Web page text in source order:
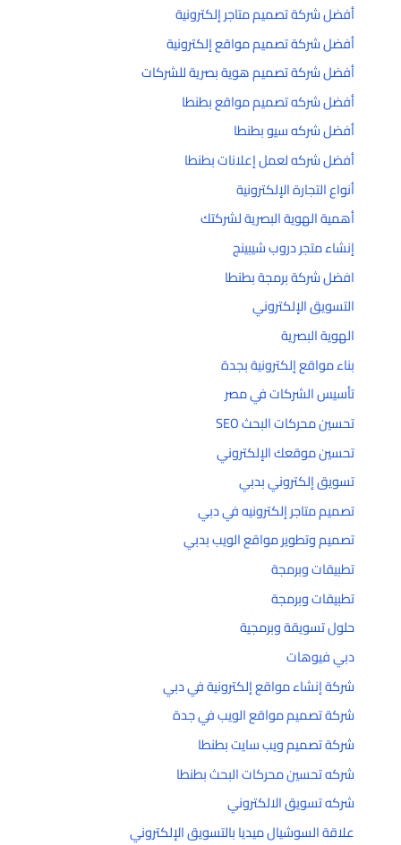
أفضل شركة تصميم متاجر إلكترونية
أفضل شركة تصميم مواقع إلكترونية
أفضل شركة تصميم هوية بصرية للشركات
أفضل شركه تصميم مواقع بطنطا
أفضل شركه سيو بطنطا
أفضل شركه لعمل إعلانات بطنطا
أنواع التجارة الإلكترونية
أهمية الهوية البصرية لشركتك
إنشاء متجر دروب شيبينج
افضل شركة برمجة بطنطا
التسويق الإلكتروني
الهوية البصرية
بناء مواقع إلكترونية بجدة
تأسيس الشركات في مصر
تحسين محركات البحث SEO
تحسين موقعك الإلكتروني
تسويق إلكتروني بدبي
تصميم متاجر إلكترونيه في دبي
تصميم وتطوير مواقع الويب بدبي
تطبيقات وبرمجة
تطبيقات وبرمجة
حلول تسويقة وبرمجية
دبي فيوهات
شركة إنشاء مواقع إلكترونية في دبي
شركة تصميم مواقع الويب في جدة
شركة تصميم ويب سايت بطنطا
شركه تحسين محركات البحث بطنطا
شركه تسويق الالكتروني
علاقة السوشيال ميديا بالتسويق الإلكتروني